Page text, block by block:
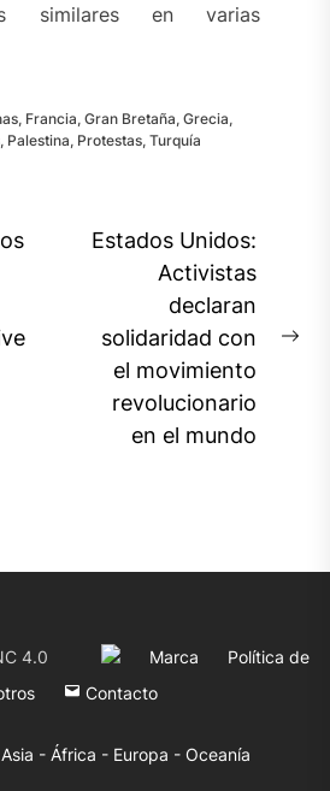
similares en varias
, Francia, Gran Bretaña, Grecia,
, Palestina, Protestas, Turquía
Estados Unidos:
Activistas
declaran
solidaridad con
el movimiento
revolucionario
en el mundo
4.0 Marca
Política de
Contacto
Asia - África - Europa - Oceanía